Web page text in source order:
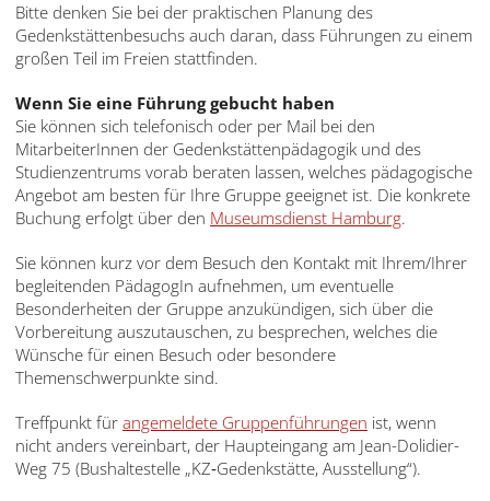
Yкраїнський
עברית
العربية
日
本
語
Bitte denken Sie bei der praktischen Planung des
Gedenkstättenbesuchs auch daran, dass Führungen zu einem
großen Teil im Freien stattfinden.
Wenn Sie eine Führung gebucht haben
Sie können sich telefonisch oder per Mail bei den
MitarbeiterInnen der Gedenkstättenpädagogik und des
Studienzentrums vorab beraten lassen, welches pädagogische
Angebot am besten für Ihre Gruppe geeignet ist. Die konkrete
Buchung erfolgt über den Museumsdienst Hamburg.
Sie können kurz vor dem Besuch den Kontakt mit Ihrem/Ihrer
begleitenden PädagogIn aufnehmen, um eventuelle
Besonderheiten der Gruppe anzukündigen, sich über die
Vorbereitung auszutauschen, zu besprechen, welches die
Wünsche für einen Besuch oder besondere
Themenschwerpunkte sind.
Treffpunkt für angemeldete Gruppenführungen ist, wenn
nicht anders vereinbart, der Haupteingang am Jean-Dolidier-
Weg 75 (Bushaltestelle „KZ‑Gedenkstätte, Ausstellung“).